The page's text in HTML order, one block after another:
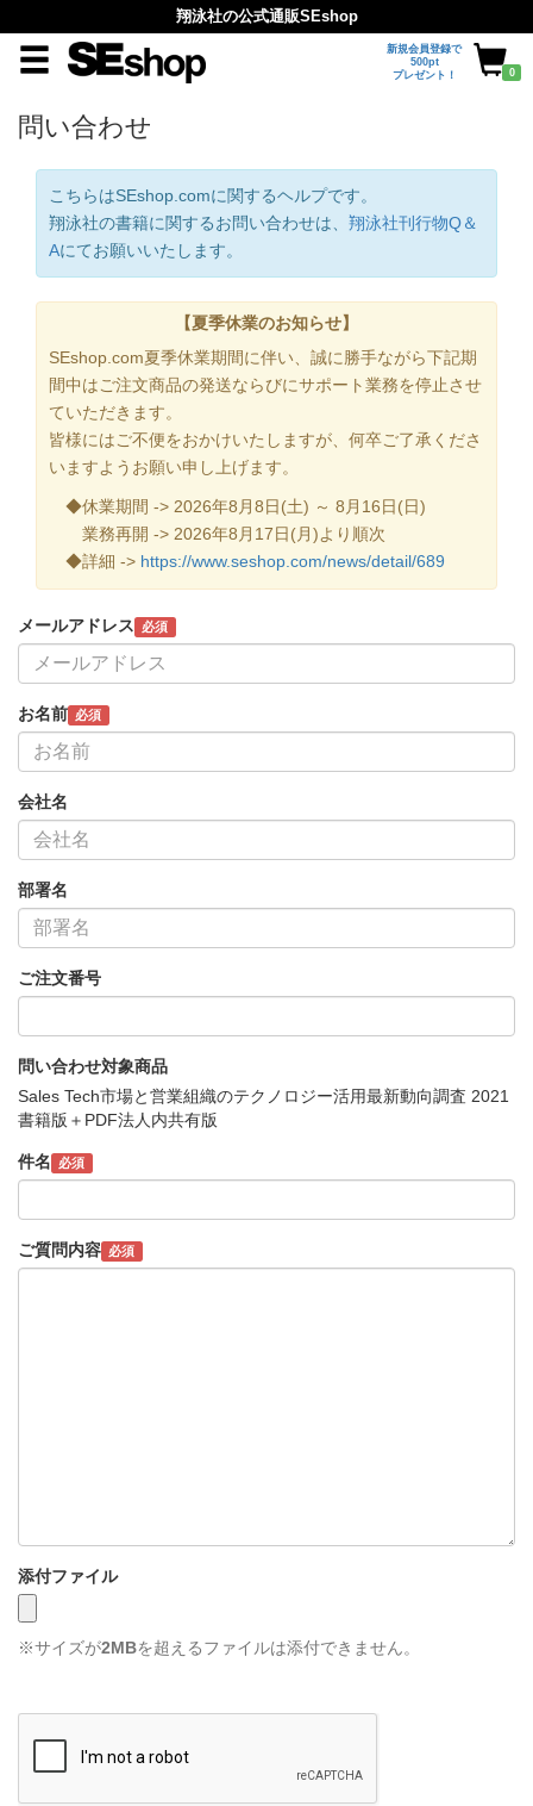
翔泳社の公式通販SEshop
新規会員登録で
500pt
プレゼント！
0
問い合わせ
こちらはSEshop.comに関するヘルプです。
翔泳社の書籍に関するお問い合わせは、 翔泳社刊行物Q＆
Aにてお願いいたします。
【夏季休業のお知らせ】
SEshop.com夏季休業期間に伴い、誠に勝手ながら下記期
間中はご注文商品の発送ならびにサポート業務を停止させ
ていただきます。
皆様にはご不便をおかけいたしますが、何卒ご了承くださ
いますようお願い申し上げます。
◆休業期間 -> 2026年8月8日(土) ～ 8月16日(日)
業務再開 -> 2026年8月17日(月)より順次
◆詳細 -> https://www.seshop.com/news/detail/689
メールアドレス 必須
お名前 必須
会社名
部署名
ご注文番号
問い合わせ対象商品
Sales Tech市場と営業組織のテクノロジー活用最新動向調査 2021
書籍版＋PDF法人内共有版
件名 必須
ご質問内容 必須
添付ファイル
※サイズが2MBを超えるファイルは添付できません。